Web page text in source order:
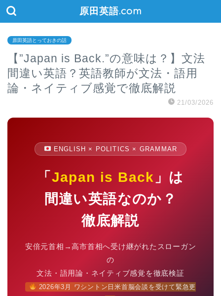
原田英語.com
原田英語とっておきの話
【”Japan is Back.”の意味は？】文法
間違い英語？英語教師が文法・語用
論・ネイティブ感覚で徹底解説
21/03/2026
ENGLISH × POLITICS × GRAMMAR
「 Japan is Back 」は
間違い英語なのか？
徹底解説
安倍元首相→高市首相へ受け継がれたスローガン
の
文法・語用論・ネイティブ感覚を徹底検証
2026年3月 ワシントン日米首脳会談を受けて緊急更